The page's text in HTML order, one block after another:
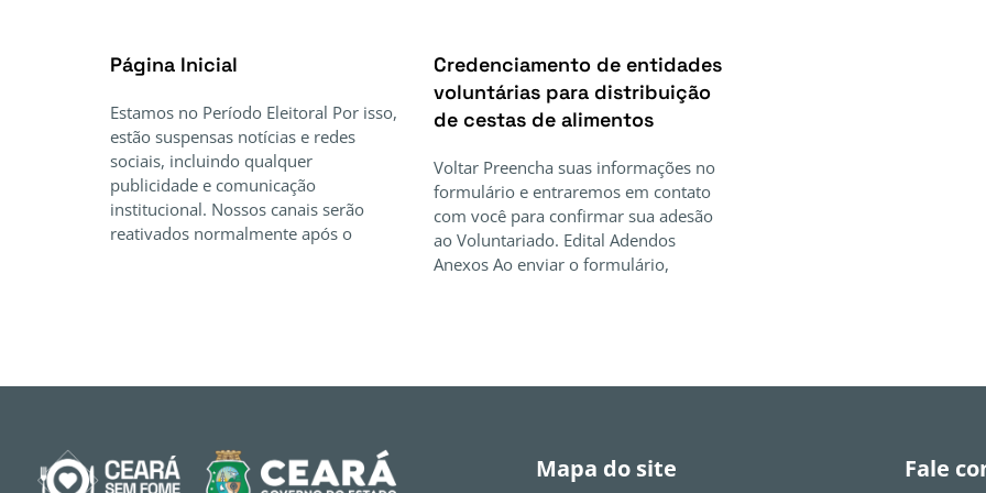
Página Inicial
Estamos no Período Eleitoral Por isso,
estão suspensas notícias e redes
sociais, incluindo qualquer
publicidade e comunicação
institucional. Nossos canais serão
reativados normalmente após o
Credenciamento de entidades
voluntárias para distribuição
de cestas de alimentos
Voltar Preencha suas informações no
formulário e entraremos em contato
com você para confirmar sua adesão
ao Voluntariado. Edital Adendos
Anexos Ao enviar o formulário,
Mapa do site Fale